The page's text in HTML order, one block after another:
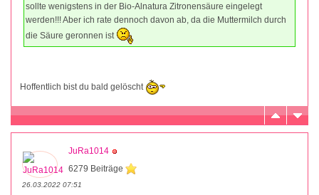
sollte wenigstens in der Bio-Alnatura Zitronensäure eingelegt
werden!!! Aber ich rate dennoch davon ab, da die Muttermilch durch
die Säure geronnen ist
Hoffentlich bist du bald gelöscht
JuRa1014
6279 Beiträge
26.03.2022 07:51